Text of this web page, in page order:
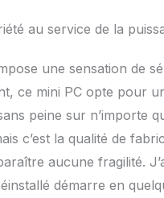
La mémoire peut être
Graphics et prise en
en charge DP1.4, 8K
d'utiliser simultanément
2,5 G LAN/WiFi6E/
fil, dispose d'une triple
2.5 Gigabit vous
surfer à grande vitesse.
d'autres appareils
au service de la
une sensation de
ce mini PC opte pour
peine sur n’importe
c’est la qualité de
aucune fragilité.
démarre en